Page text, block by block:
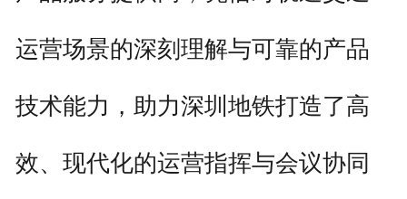
运营场景的深刻理解与可靠的产品
技术能力，助力深圳地铁打造了高
效、现代化的运营指挥与会议协同